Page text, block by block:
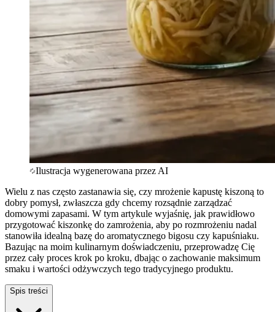
Ilustracja wygenerowana przez AI
Wielu z nas często zastanawia się, czy mrożenie kapustę kiszoną to
dobry pomysł, zwłaszcza gdy chcemy rozsądnie zarządzać
domowymi zapasami. W tym artykule wyjaśnię, jak prawidłowo
przygotować kiszonkę do zamrożenia, aby po rozmrożeniu nadal
stanowiła idealną bazę do aromatycznego bigosu czy kapuśniaku.
Bazując na moim kulinarnym doświadczeniu, przeprowadzę Cię
przez cały proces krok po kroku, dbając o zachowanie maksimum
smaku i wartości odżywczych tego tradycyjnego produktu.
Spis treści